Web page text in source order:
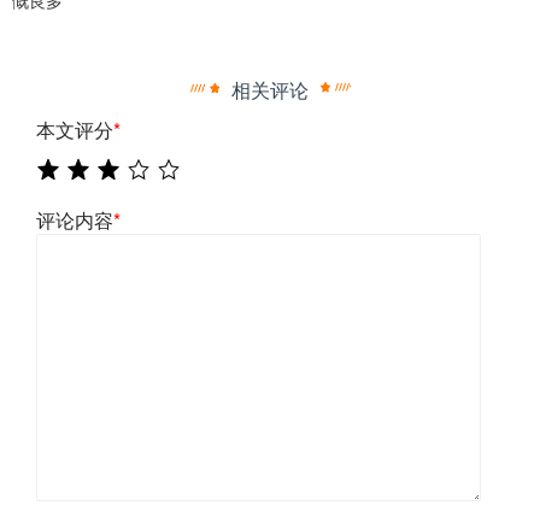
相关评论
本文评分*
评论内容*